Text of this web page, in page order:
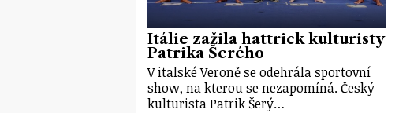
Itálie zažila hattrick kulturisty
Patrika Šerého
V italské Veroně se odehrála sportovní
show, na kterou se nezapomíná. Český
kulturista Patrik Šerý…